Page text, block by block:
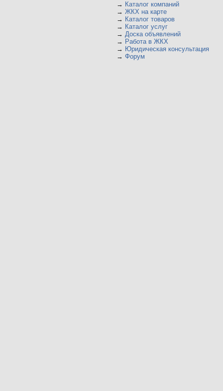
→ Каталог компаний
→ ЖКХ на карте
→ Каталог товаров
→ Каталог услуг
→ Доска объявлений
→ Работа в ЖКХ
→ Юридическая консультация
→ Форум